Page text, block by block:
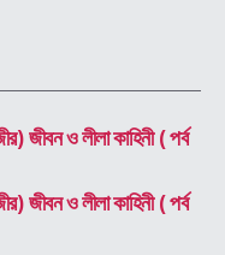
জীবন ও লীলা কাহিনী ( পর্ব
জীবন ও লীলা কাহিনী ( পর্ব